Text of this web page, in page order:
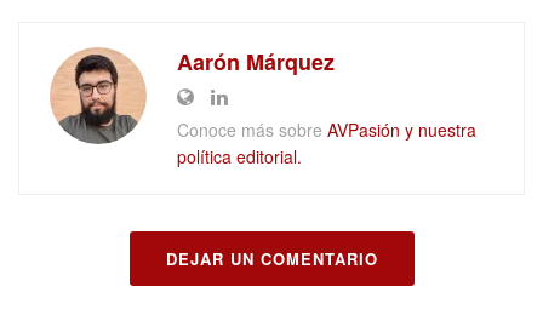
Aarón Márquez
Conoce más sobre AVPasión y nuestra
política editorial.
DEJAR UN COMENTARIO